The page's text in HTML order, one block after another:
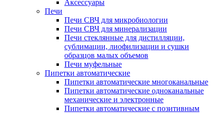
Аксессуары
Печи
Печи СВЧ для микробиологии
Печи СВЧ для минерализации
Печи стеклянные для дистилляции,
сублимации, лиофилизации и сушки
образцов малых объемов
Печи муфельные
Пипетки автоматические
Пипетки автоматические многоканальные
Пипетки автоматические одноканальные
механические и электронные
Пипетки автоматические с позитивным